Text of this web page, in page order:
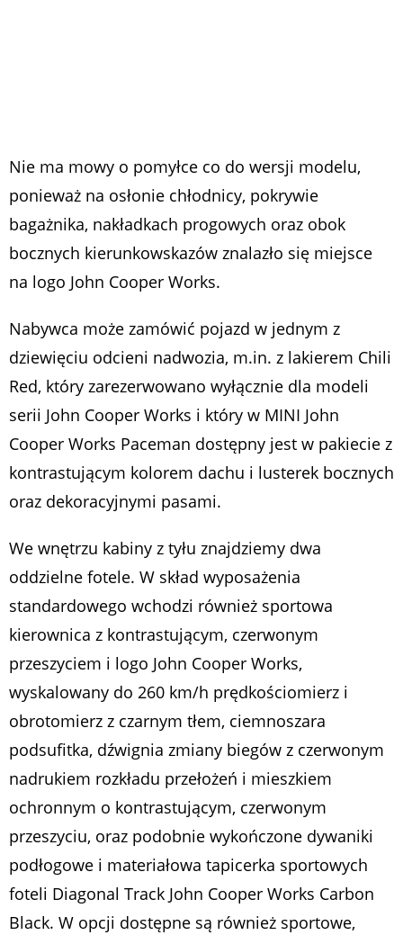
Nie ma mowy o pomyłce co do wersji modelu,
ponieważ na osłonie chłodnicy, pokrywie
bagażnika, nakładkach progowych oraz obok
bocznych kierunkowskazów znalazło się miejsce
na logo John Cooper Works.
Nabywca może zamówić pojazd w jednym z
dziewięciu odcieni nadwozia, m.in. z lakierem Chili
Red, który zarezerwowano wyłącznie dla modeli
serii John Cooper Works i który w MINI John
Cooper Works Paceman dostępny jest w pakiecie z
kontrastującym kolorem dachu i lusterek bocznych
oraz dekoracyjnymi pasami.
We wnętrzu kabiny z tyłu znajdziemy dwa
oddzielne fotele. W skład wyposażenia
standardowego wchodzi również sportowa
kierownica z kontrastującym, czerwonym
przeszyciem i logo John Cooper Works,
wyskalowany do 260 km/h prędkościomierz i
obrotomierz z czarnym tłem, ciemnoszara
podsufitka, dźwignia zmiany biegów z czerwonym
nadrukiem rozkładu przełożeń i mieszkiem
ochronnym o kontrastującym, czerwonym
przeszyciu, oraz podobnie wykończone dywaniki
podłogowe i materiałowa tapicerka sportowych
foteli Diagonal Track John Cooper Works Carbon
Black. W opcji dostępne są również sportowe,